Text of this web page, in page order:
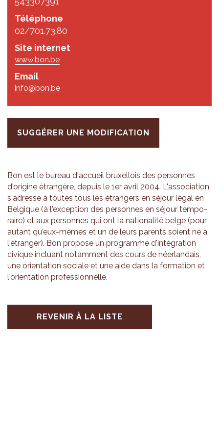
Téléphone
02/701.73.80
Site internet
www.bon.be
Email
info@bon.be
SUGGÉRER UNE MODIFICATION
Bon est le bureau d'ac­cueil bruxel­lois des per­sonnes
d'ori­gine étran­gère, depuis le 1er avril 2004. L'as­so­cia­tion
s'adresse à toutes tous les étran­gers en séjour légal en
Bel­gique (à l'ex­cep­tion des per­sonnes en séjour tem­po­
raire) et aux per­sonnes qui ont la natio­na­lité belge (pour
autant qu'eux-mêmes et un de leurs parents soient né à
l'étran­ger). Bon pro­pose un pro­gramme d'in­té­gra­tion
civique incluant notam­ment des cours de néer­lan­dais,
une orien­ta­tion sociale et une aide dans la for­ma­tion et
l'orien­ta­tion pro­fes­sion­nelle.
REVENIR À LA LISTE